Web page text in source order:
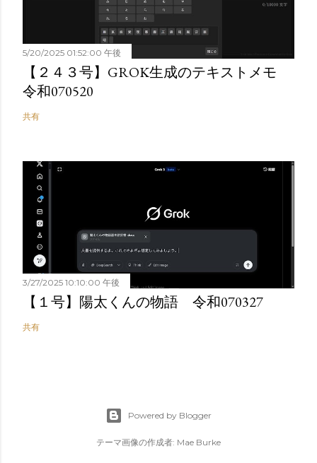
5/20/2025 01:52:00 午後
【２４３号】GROK生成のテキストメモ
令和070520
共有
3/27/2025 10:10:00 午後
【１号】陽太くんの物語 令和070327
共有
Powered by Blogger
テーマ画像の作成者: Mae Burke